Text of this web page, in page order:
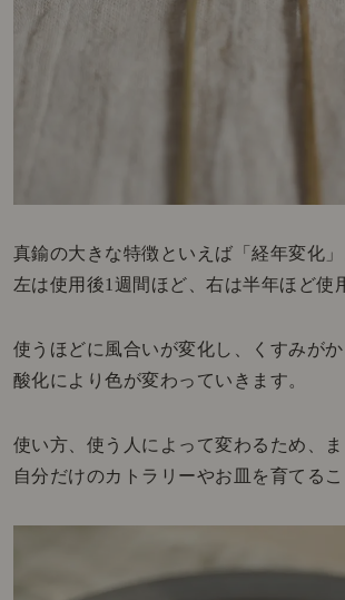
真鍮の大きな特徴といえば「経年変化」
左は使用後1週間ほど、右は半年ほど使
使うほどに風合いが変化し、くすみがか
酸化により色が変わっていきます。
使い方、使う人によって変わるため、ま
自分だけのカトラリーやお皿を育てるこ